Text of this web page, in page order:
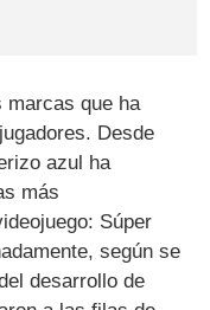
marcas que ha
Desde
azul ha
más
Súper
según se
desarrollo de